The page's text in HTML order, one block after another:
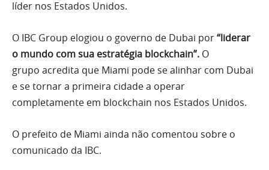
líder nos Estados Unidos.
O IBC Group elogiou o governo de Dubai por“liderar
o mundo com sua estratégia blockchain”. O
grupo acredita que Miami pode se alinhar com Dubai
e se tornar a primeira cidade a operar
completamente em blockchain nos Estados Unidos.
O prefeito de Miami ainda não comentou sobre o
comunicado da IBC.